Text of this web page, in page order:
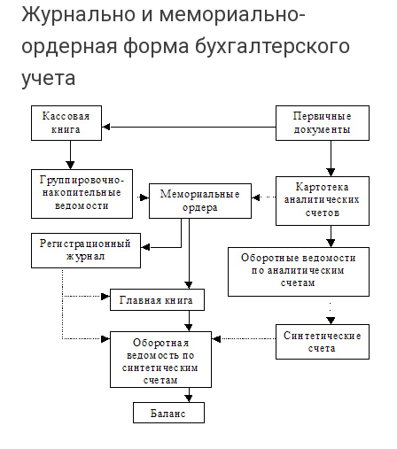
Журнально и мемориально-
ордерная форма бухгалтерского
учета